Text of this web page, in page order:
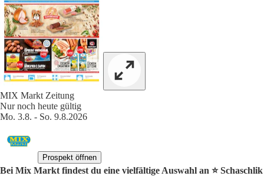
MIX Markt Zeitung
Nur noch heute gültig
Mo. 3.8. - So. 9.8.2026
Prospekt öffnen
Bei Mix Markt findest du eine vielfältige Auswahl an ⭐️ Schaschlik